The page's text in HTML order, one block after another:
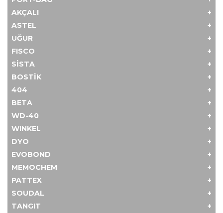
AKÇALI
ASTEL
UĞUR
FISCO
SİSTA
BOSTİK
404
BETA
WD-40
WINKEL
DYO
EVOBOND
MEMOCHEM
PATTEX
SOUDAL
TANGIT